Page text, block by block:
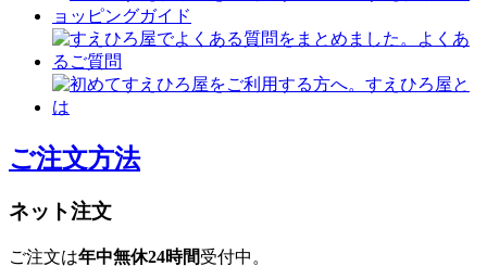
ご注文方法
ネット注文
ご注文は年中無休24時間受付中。